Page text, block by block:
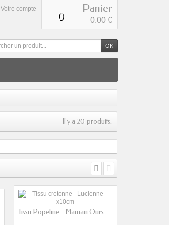
Votre compte Panier
0
0 0.00 €
Il y a 20 produits.
Tissu Popeline - Maman Ours
-...